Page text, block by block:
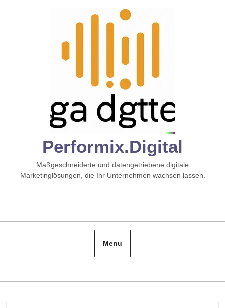
Performix.digital
Maßgeschneiderte und datengetriebene digitale
Marketinglösungen, die Ihr Unternehmen wachsen lassen.
Menu